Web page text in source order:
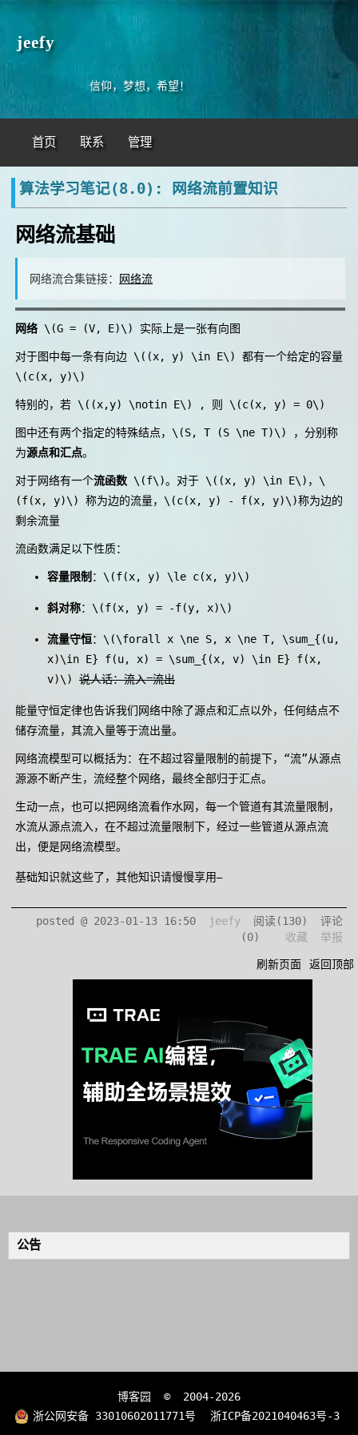
jeefy
信仰，梦想，希望！
首页 联系 管理
算法学习笔记(8.0): 网络流前置知识
网络流基础
网络流合集链接： 网络流
网络 \(G = (V, E)\) 实际上是一张有向图
对于图中每一条有向边 \((x, y) \in E\)
都有一个给定的容量
\(c(x, y)\)
特别的，若 \((x,y) \notin E\) , 则 \(c(x, y) = 0\)
图中还有两个指定的特殊结点， \(S, T (S \ne T)\)
，分别称
为源点和汇点。
对于网络有一个流函数 \(f\)。对于 \((x, y) \in E\) ， \
(f(x, y)\)
称为边的流量， \(c(x, y) - f(x, y)\)称为边的
剩余流量
流函数满足以下性质：
容量限制 ： \(f(x, y) \le c(x, y)\)
斜对称： \(f(x, y) = -f(y, x)\)
流量守恒： \(\forall x \ne S, x \ne T, \sum_{(u,
x)\in E} f(u, x) = \sum_{(x, v) \in E} f(x,
v)\)
说人话：流入=流出
能量守恒定律也告诉我们网络中除了源点和汇点以外，任何结点不
储存流量，其流入量等于流出量。
网络流模型可以概括为：在不超过容量限制的前提下，“流”从源点
源源不断产生，流经整个网络，最终全部归于汇点。
生动一点，也可以把网络流看作水网，每一个管道有其流量限制，
水流从源点流入，在不超过流量限制下，经过一些管道从源点流
出，便是网络流模型。
基础知识就这些了，其他知识请慢慢享用
posted @ 2023-01-13 16:50 jeefy 阅读(130) 评论
(0) 收藏 举报
刷新页面 返回顶部
公告
博客园
© 2004-2026
浙公网安备 33010602011771号
浙ICP备2021040463号-3